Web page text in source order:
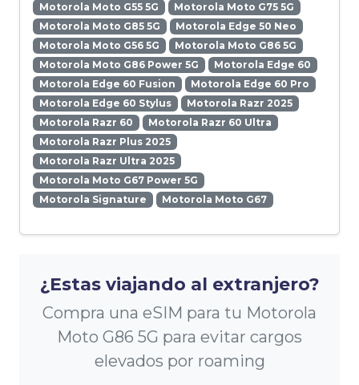
Motorola Moto G55 5G
Motorola Moto G75 5G
Motorola Moto G85 5G
Motorola Edge 50 Neo
Motorola Moto G56 5G
Motorola Moto G86 5G
Motorola Moto G86 Power 5G
Motorola Edge 60
Motorola Edge 60 Fusion
Motorola Edge 60 Pro
Motorola Edge 60 Stylus
Motorola Razr 2025
Motorola Razr 60
Motorola Razr 60 Ultra
Motorola Razr Plus 2025
Motorola Razr Ultra 2025
Motorola Moto G67 Power 5G
Motorola Signature
Motorola Moto G67
¿Estas viajando al extranjero?
Compra una eSIM para tu Motorola
Moto G86 5G para evitar cargos
elevados por roaming